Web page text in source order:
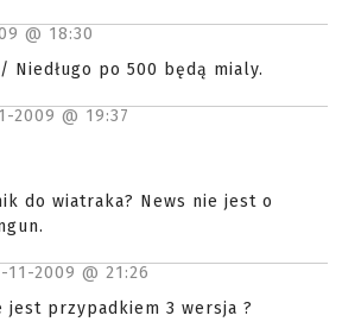
@ 18:30
Niedługo po 500 będą mialy.
2009 @ 19:37
do wiatraka? News nie jest o
11-2009 @ 21:26
jest przypadkiem 3 wersja ?